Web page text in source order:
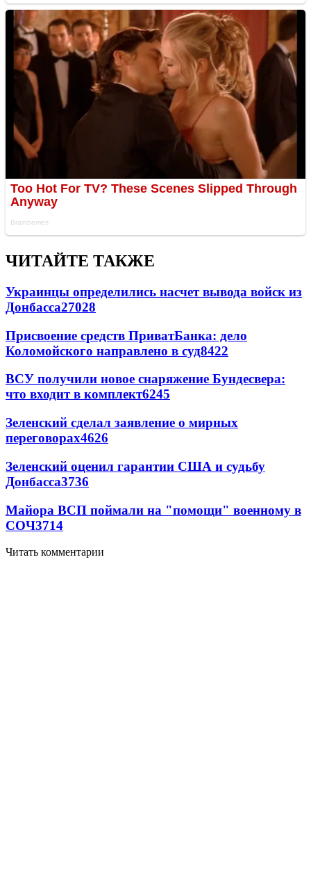
ЧИТАЙТЕ ТАКЖЕ
Украинцы определились насчет вывода войск из
Донбасса27028
Присвоение средств ПриватБанка: дело
Коломойского направлено в суд8422
ВСУ получили новое снаряжение Бундесвера:
что входит в комплект6245
Зеленский сделал заявление о мирных
переговорах4626
Зеленский оценил гарантии США и судьбу
Донбасса3736
Майора ВСП поймали на "помощи" военному в
СОЧ3714
Читать комментарии